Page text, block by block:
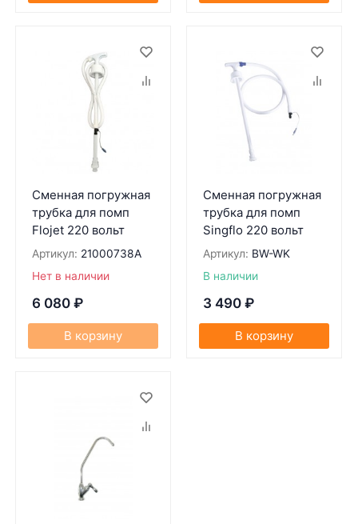
Сменная погружная
трубка для помп
Flojet 220 вольт
Артикул: 21000738A
Нет в наличии
6 080 ₽
В корзину
Сменная погружная
трубка для помп
Singflo 220 вольт
Артикул: BW-WK
В наличии
3 490 ₽
В корзину